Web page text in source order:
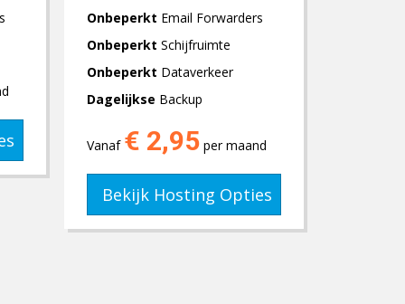
Onbeperkt Email Forwarders
Onbeperkt Schijfruimte
Onbeperkt Dataverkeer
Dagelijkse Backup
Vanaf € 2,95 per maand
Bekijk Hosting Opties